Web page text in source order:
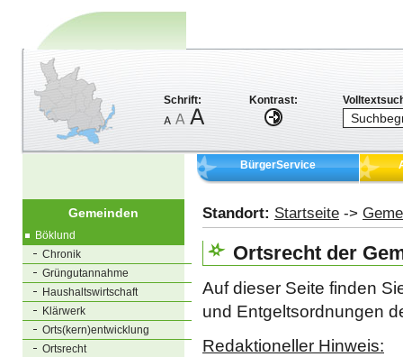
Schrift: Kontrast:
BürgerService
Gemeinden
Böklund
Chronik
Grüngutannahme
Haushaltswirtschaft
Klärwerk
Orts(kern)entwicklung
Ortsrecht
Standort: Startseite ->
Ortsrecht der
Auf dieser Seite finden
und Entgeltsordnungen
Redaktioneller Hinweis: